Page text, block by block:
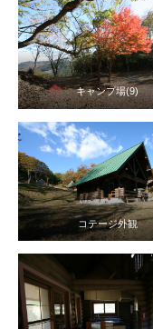
キャンプ場(9)
コテージ外観